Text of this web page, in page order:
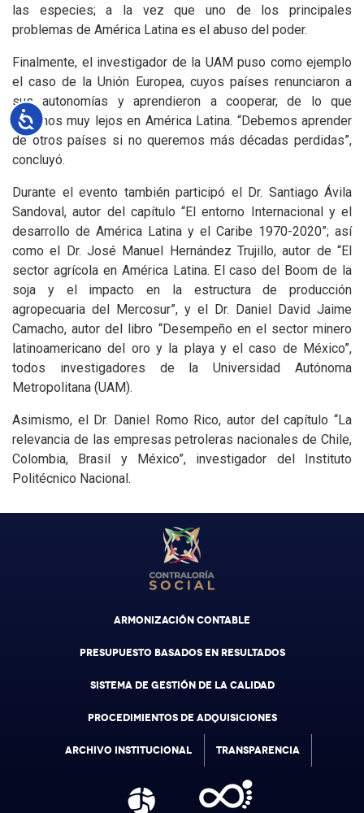
Accesibilidad
las especies; a la vez que uno de los principales
problemas de América Latina es el abuso del poder.
Finalmente, el investigador de la UAM puso como ejemplo
el caso de la Unión Europea, cuyos países renunciaron a
sus autonomías y aprendieron a cooperar, de lo que
estamos muy lejos en América Latina. “Debemos aprender
de otros países si no queremos más décadas perdidas”,
concluyó.
Durante el evento también participó el Dr. Santiago Ávila
Sandoval, autor del capítulo “El entorno Internacional y el
desarrollo de América Latina y el Caribe 1970-2020”; así
como el Dr. José Manuel Hernández Trujillo, autor de “El
sector agrícola en América Latina. El caso del Boom de la
soja y el impacto en la estructura de producción
agropecuaria del Mercosur”, y el Dr. Daniel David Jaime
Camacho, autor del libro “Desempeño en el sector minero
latinoamericano del oro y la playa y el caso de México”,
todos investigadores de la Universidad Autónoma
Metropolitana (UAM).
Asimismo, el Dr. Daniel Romo Rico, autor del capítulo “La
relevancia de las empresas petroleras nacionales de Chile,
Colombia, Brasil y México”, investigador del Instituto
Politécnico Nacional.
ARMONIZACIÓN CONTABLE
PRESUPUESTO BASADOS EN RESULTADOS
SISTEMA DE GESTIÓN DE LA CALIDAD
PROCEDIMIENTOS DE ADQUISICIONES
ARCHIVO INSTITUCIONAL TRANSPARENCIA